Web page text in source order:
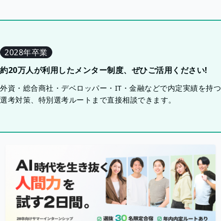
2028年卒業
約20万人が利用したメンター制度、ぜひご活用ください!
外資・総合商社・デベロッパー・IT・金融などで内定実績を持
選考対策、特別選考ルートまで直接相談できます。